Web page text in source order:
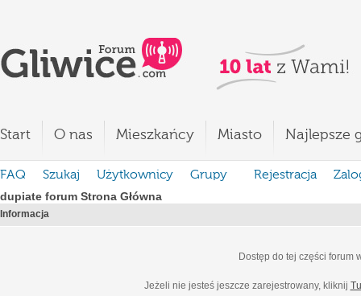
Start O nas Mieszkańcy Miasto Najlepsze
FAQ Szukaj Użytkownicy Grupy Rejestracja
dupiate forum Strona Główna
Informacja
Dostęp do tej części forum
Jeżeli nie jesteś jeszcze zarejestrowany, kliknij